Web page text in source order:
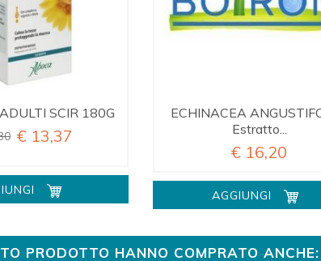
SCIR 180G
€ 13,37
ECHINACEA
Estratto...
€ 16,20
AGGIUNGI
PRODOTTO HANNO COMPRATO ANCHE: